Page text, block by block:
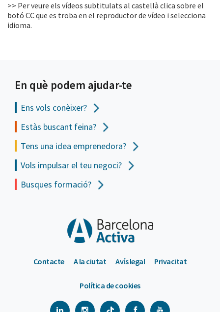
>> Per veure els vídeos subtitulats al castellà clica sobre el
botó CC que es troba en el reproductor de vídeo i selecciona
idioma.
En què podem ajudar-te
Ens vols conèixer?
Estàs buscant feina?
Tens una idea emprenedora?
Vols impulsar el teu negoci?
Busques formació?
Contacte A la ciutat Avís legal Privacitat
Política de cookies